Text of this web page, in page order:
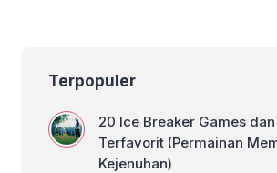
mampu […]
Terpopuler
20 Ice Breaker Games
Terfavorit (Permainan
Kejenuhan)